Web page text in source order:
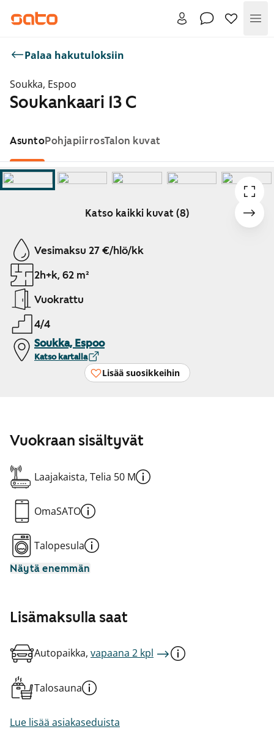
Palaa hakutuloksiin
Soukka, Espoo
Soukankaari 13 C
AsuntoPohjapiirrosTalon kuvat
Katso kaikki kuvat (8)
Näytetään dia 1 / 8
Vesimaksu 27 €/hlö/kk
2h+k, 62 m²
Vuokrattu
4/4
Soukka, Espoo
Katso kartalla
Lisää suosikkeihin
Vuokraan sisältyvät
Laajakaista, Telia 50 M
OmaSATO
Talopesula
Näytä enemmän
Lisämaksulla saat
Autopaikka, vapaana 2 kpl
Talosauna
Lue lisää asiakaseduista